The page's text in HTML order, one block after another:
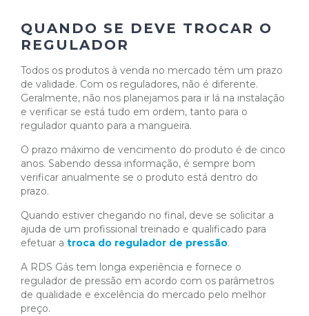
QUANDO SE DEVE TROCAR O
REGULADOR
Todos os produtos à venda no mercado têm um prazo
de validade. Com os reguladores, não é diferente.
Geralmente, não nos planejamos para ir lá na instalação
e verificar se está tudo em ordem, tanto para o
regulador quanto para a mangueira.
O prazo máximo de vencimento do produto é de cinco
anos. Sabendo dessa informação, é sempre bom
verificar anualmente se o produto está dentro do
prazo.
Quando estiver chegando no final, deve se solicitar a
ajuda de um profissional treinado e qualificado para
efetuar a troca do regulador de pressão.
A RDS Gás tem longa experiência e fornece o
regulador de pressão em acordo com os parâmetros
de qualidade e excelência do mercado pelo melhor
preço.